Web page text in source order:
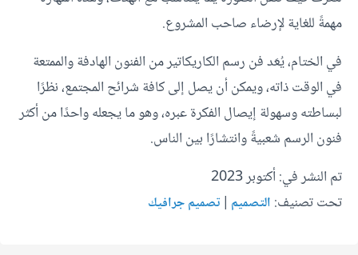
مهمةً للغاية لإرضاء صاحب المشروع.
في الختام، يُعَد فن رسم الكاريكاتير من الفنون الهادفة والممتعة
في الوقت ذاته، ويمكن أن يصل إلى كافة شرائح المجتمع، نظرًا
لبساطته وسهولة إيصال الفكرة عبره، وهو ما يجعله واحدًا من أكثر
فنون الرسم شعبيةً وانتشارًا بين الناس.
تم النشر في: أكتوبر 2023
تحت تصنيف: التصميم |تصميم جرافيك